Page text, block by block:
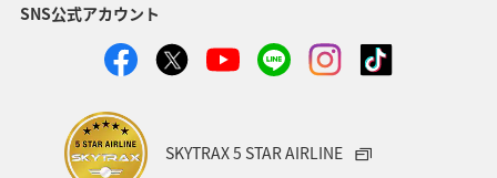
東京都 東南アジア・南アジア
四国地方 沖縄 海 宮崎県
ツアー 東アジア
SNS公式アカウント
SKYTRAX 5 STAR AIRLINE